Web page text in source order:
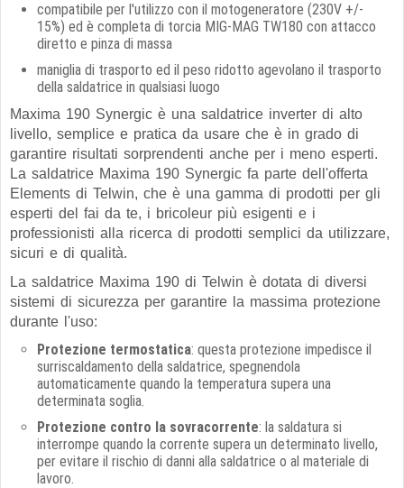
compatibile per l'utilizzo con il motogeneratore (230V +/-
15%) ed è completa di torcia MIG-MAG TW180 con attacco
diretto e pinza di massa
maniglia di trasporto ed il peso ridotto agevolano il trasporto
della saldatrice in qualsiasi luogo
Maxima 190 Synergic è una saldatrice inverter di alto
livello, semplice e pratica da usare che è in grado di
garantire risultati sorprendenti anche per i meno esperti.
La saldatrice Maxima 190 Synergic fa parte dell'offerta
Elements di Telwin, che è una gamma di prodotti per gli
esperti del fai da te, i bricoleur più esigenti e i
professionisti alla ricerca di prodotti semplici da utilizzare,
sicuri e di qualità.
La saldatrice Maxima 190 di Telwin è dotata di diversi
sistemi di sicurezza per garantire la massima protezione
durante l'uso:
Protezione termostatica: questa protezione impedisce il
surriscaldamento della saldatrice, spegnendola
automaticamente quando la temperatura supera una
determinata soglia.
Protezione contro la sovracorrente: la saldatura si
interrompe quando la corrente supera un determinato livello,
per evitare il rischio di danni alla saldatrice o al materiale di
lavoro.